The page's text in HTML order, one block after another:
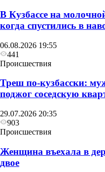
В Кузбассе на
когда спустились в
06.08.2026 19:55
441
Происшествия
Треш по-кузбасски:
поджог соседскую
29.07.2026 20:35
903
Происшествия
Женщина въехала в
двое